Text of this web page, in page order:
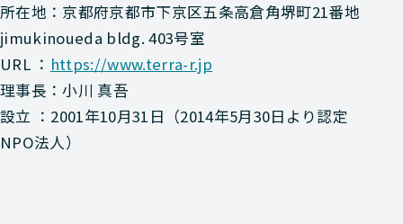
所在地：京都府京都市下京区五条高倉角堺町21番地
jimukinoueda bldg. 403号室
URL ： https://www.terra-r.jp
理事長：小川 真吾
設立 ：2001年10月31日（2014年5月30日より認定
NPO法人）